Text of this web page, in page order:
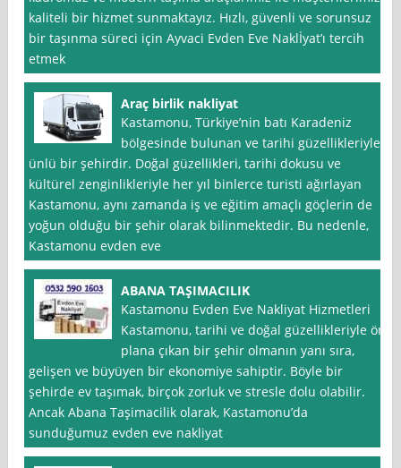
kaliteli bir hizmet sunmaktayız. Hızlı, güvenli ve sorunsuz
bir taşınma süreci için Ayvaci Evden Eve Naklİyat’ı tercih
etmek
Araç birlik nakliyat
Kastamonu, Türkiye’nin batı Karadeniz
bölgesinde bulunan ve tarihi güzellikleriyle
ünlü bir şehirdir. Doğal güzellikleri, tarihi dokusu ve
kültürel zenginlikleriyle her yıl binlerce turisti ağırlayan
Kastamonu, aynı zamanda iş ve eğitim amaçlı göçlerin de
yoğun olduğu bir şehir olarak bilinmektedir. Bu nedenle,
Kastamonu evden eve
ABANA TAŞIMACILIK
Kastamonu Evden Eve Nakliyat Hizmetleri
Kastamonu, tarihi ve doğal güzellikleriyle ön
plana çıkan bir şehir olmanın yanı sıra,
gelişen ve büyüyen bir ekonomiye sahiptir. Böyle bir
şehirde ev taşımak, birçok zorluk ve stresle dolu olabilir.
Ancak Abana Taşimacilik olarak, Kastamonu’da
sunduğumuz evden eve nakliyat